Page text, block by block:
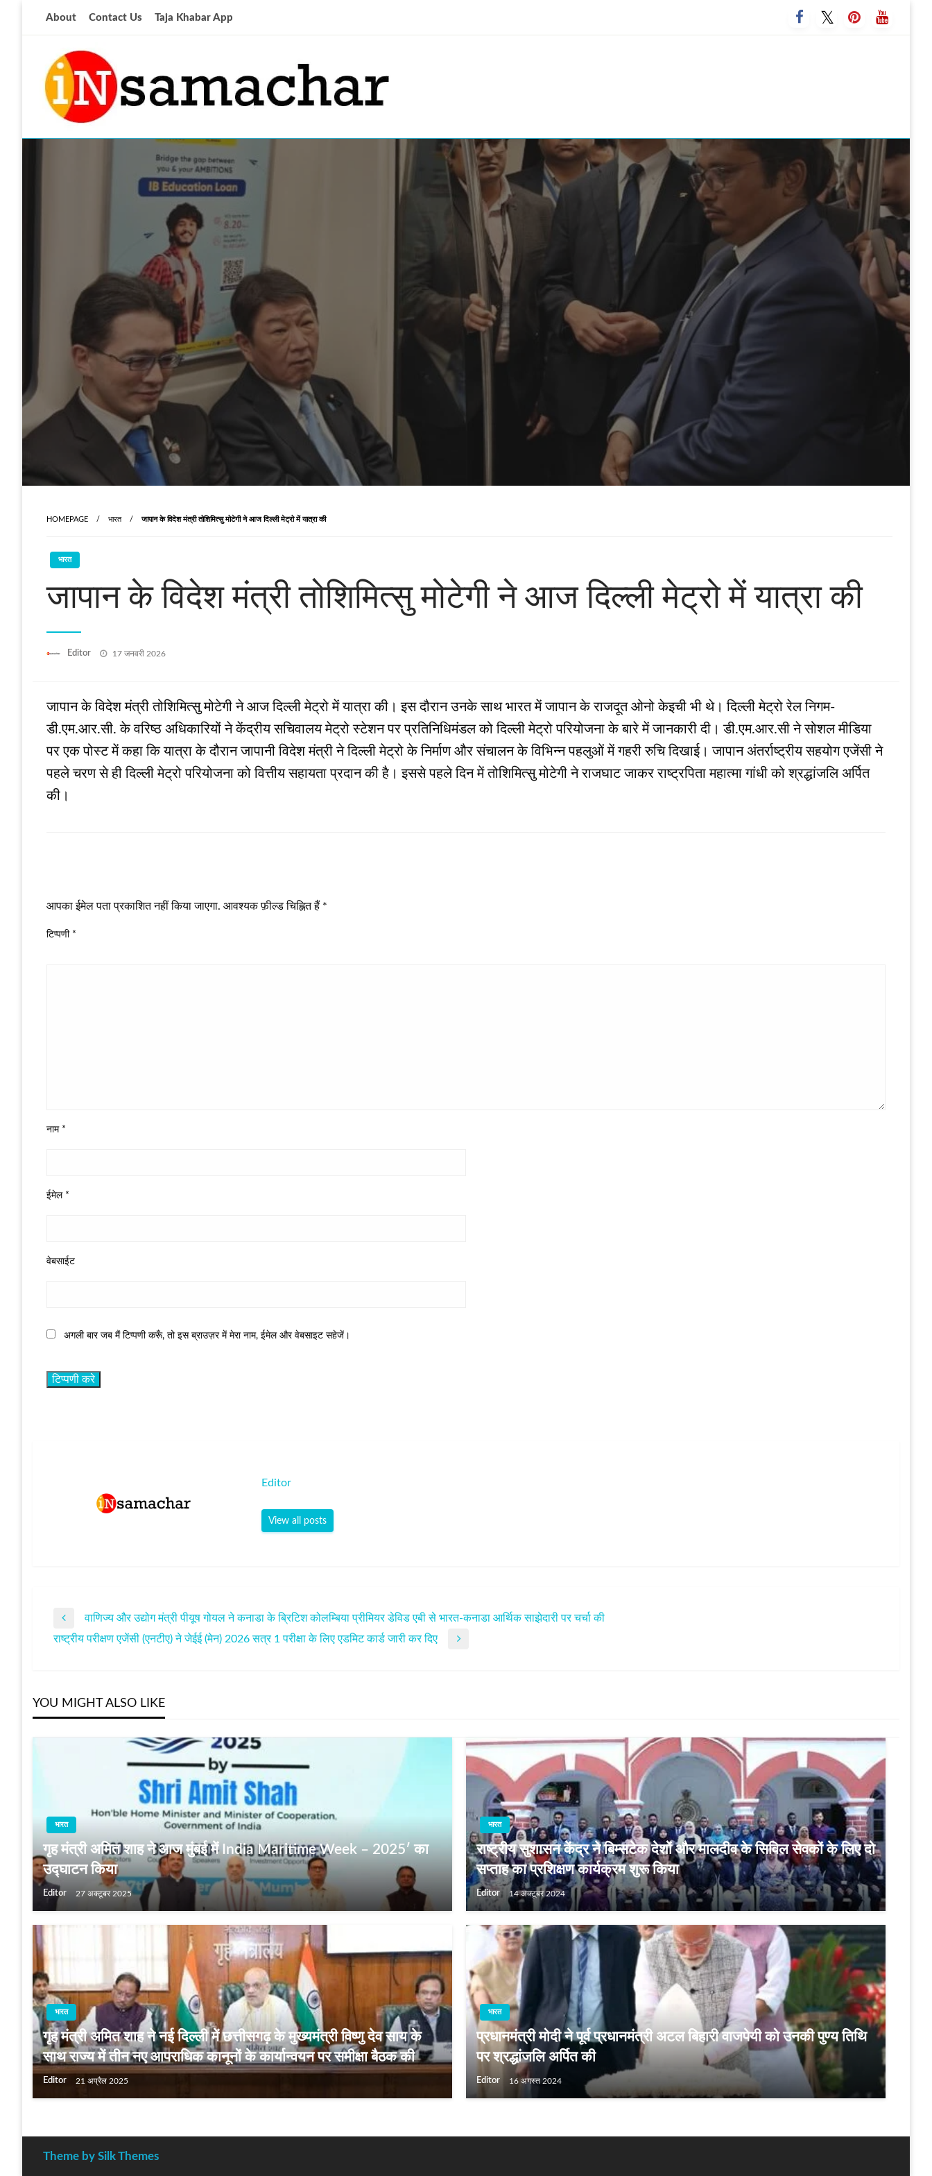
About Contact Us Taja Khabar App
insamachar
आज की ताजा खबर
HOMEPAGE भारत जापान के विदेश मंत्री तोशिमित्सु मोटेगी ने आज दिल्ली मेट्रो में यात्रा की
भारत
जापान के विदेश मंत्री तोशिमित्सु मोटेगी ने आज दिल्ली मेट्रो में यात्रा की
Editor
Posted
17 जनवरी 2026
जापान के विदेश मंत्री तोशिमित्सु मोटेगी ने आज दिल्ली मेट्रो में यात्रा की। इस दौरान उनके साथ भारत में जापान के राजदूत ओनो केइची भी थे। दिल्ली मेट्रो रेल निगम-
डी.एम.आर.सी. के वरिष्ठ अधिकारियों ने केंद्रीय सचिवालय मेट्रो स्टेशन पर प्रतिनिधिमंडल को दिल्ली मेट्रो परियोजना के बारे में जानकारी दी। डी.एम.आर.सी ने सोशल मीडिया
पर एक पोस्ट में कहा कि यात्रा के दौरान जापानी विदेश मंत्री ने दिल्ली मेट्रो के निर्माण और संचालन के विभिन्न पहलुओं में गहरी रुचि दिखाई। जापान अंतर्राष्ट्रीय सहयोग एजेंसी ने
पहले चरण से ही दिल्ली मेट्रो परियोजना को वित्तीय सहायता प्रदान की है। इससे पहले दिन में तोशिमित्सु मोटेगी ने राजघाट जाकर राष्ट्रपिता महात्मा गांधी को श्रद्धांजलि अर्पित
की।
आपका ईमेल पता प्रकाशित नहीं किया जाएगा. आवश्यक फ़ील्ड चिह्नित हैं *
टिप्पणी *
नाम *
ईमेल *
वेबसाईट
अगली बार जब मैं टिप्पणी करूँ, तो इस ब्राउज़र में मेरा नाम, ईमेल और वेबसाइट सहेजें।
Editor
View all posts
पोस्ट
Previous
Post
वाणिज्‍य और उद्योग मंत्री पीयूष गोयल ने कनाडा के ब्रिटिश कोलम्बिया प्रीमियर डेविड एबी से भारत-कनाडा आर्थिक साझेदारी पर चर्चा की
Next
राष्ट्रीय परीक्षण एजेंसी (एनटीए) ने जेईई (मेन) 2026 सत्र 1 परीक्षा के लिए एडमिट कार्ड जारी कर दिए
YOU MIGHT ALSO LIKE
भारत
गृह मंत्री अमित शाह ने आज मुंबई में India Maritime Week – 2025′ का
उद्घाटन किया
Editor 27 अक्टूबर 2025
भारत
राष्ट्रीय सुशासन केंद्र ने बिम्सटेक देशों और मालदीव के सिविल सेवकों के लिए दो
सप्ताह का प्रशिक्षण कार्यक्रम शुरू किया
Editor 14 अक्टूबर 2024
भारत
गृह मंत्री अमित शाह ने नई दिल्ली में छत्तीसगढ़ के मुख्यमंत्री विष्णु देव साय के
साथ राज्य में तीन नए आपराधिक कानूनों के कार्यान्वयन पर समीक्षा बैठक की
Editor 21 अप्रैल 2025
भारत
प्रधानमंत्री मोदी ने पूर्व प्रधानमंत्री अटल बिहारी वाजपेयी को उनकी पुण्य तिथि
पर श्रद्धांजलि अर्पित की
Editor 16 अगस्त 2024
Theme by Silk Themes